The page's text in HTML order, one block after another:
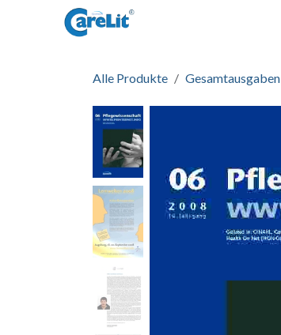
Zum Inhalt springen
Alle Produkte Gesamtausgaben